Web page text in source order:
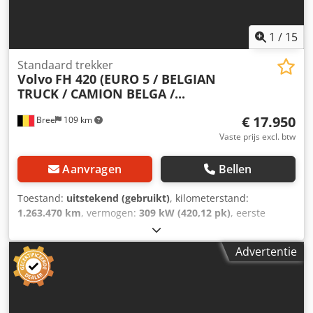
1 / 15
Bree 109 km
Standaard trekker
Volvo FH 420 (EURO 5 / BELGIAN
TRUCK / CAMION BELGA /...
€ 17.950
Vaste prijs excl. btw
Aanvragen Bellen
Toestand: uitstekend (gebruikt), kilometerstand:
1.263.470 km, vermogen: 309 kW (420,12 pk), eerste
, brandstoftype:
bandenconditie:50 %, asconfiguratie:4x2, brandstof:
diesel, remmen:
bestuurderscabine:
automatisch
Advertentie